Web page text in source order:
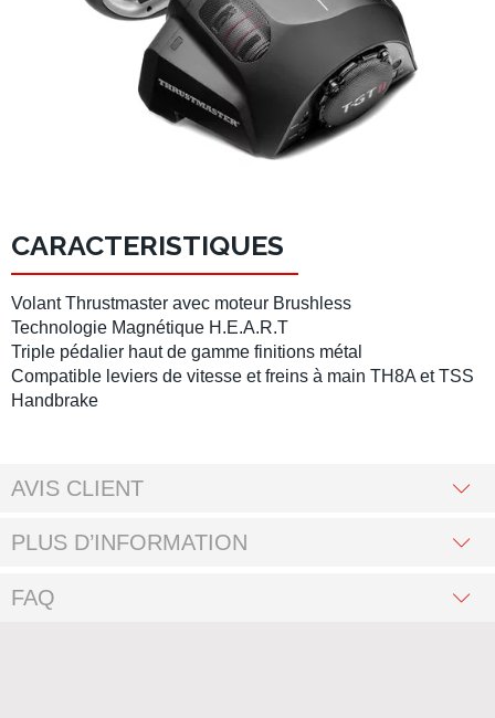
CARACTERISTIQUES
Volant Thrustmaster avec moteur Brushless
Technologie Magnétique H.E.A.R.T
Triple pédalier haut de gamme finitions métal
Compatible leviers de vitesse et freins à main TH8A et TSS
Handbrake
AVIS CLIENT
PLUS D’INFORMATION
FAQ